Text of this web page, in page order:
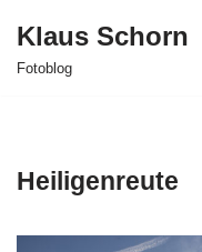
Zum
Klaus Schorn
Fotoblog
Heiligenreute